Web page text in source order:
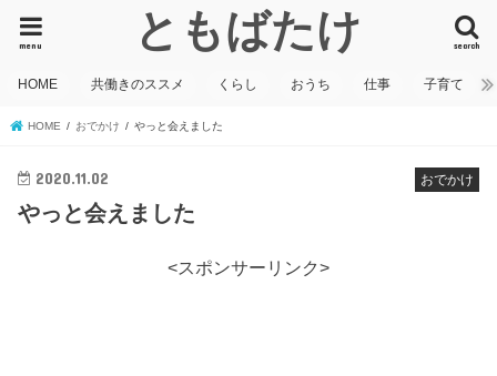
ともばたけ search
menu
HOME 共働きのススメ くらし おうち 仕事 子育て
HOME おでかけ やっと会えました
おでかけ
2020.11.02
やっと会えました
<スポンサーリンク>